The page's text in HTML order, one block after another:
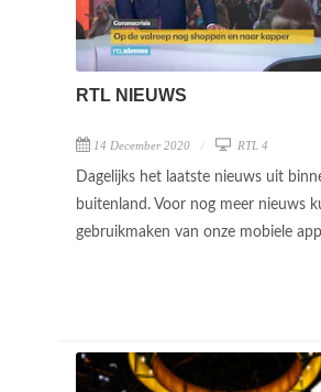
RTL NIEUWS
14 December 2020 RTL 4
Dagelijks het laatste nieuws uit
buitenland. Voor nog meer nieuws
gebruikmaken van onze mobiele